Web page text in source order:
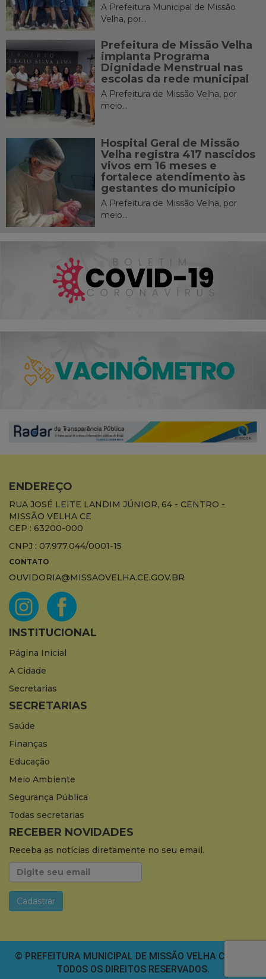
A Prefeitura Municipal de Missão
Velha, por...
Prefeitura de Missão Velha
implanta Programa
Dignidade Menstrual nas
escolas da rede municipal
A Prefeitura de Missão Velha, por
meio...
Hospital Geral de Missão
Velha registra 417 nascidos
vivos em 16 meses e
fortalece atendimento às
gestantes do município
A Prefeitura de Missão Velha, por
meio...
ENDEREÇO
RUA JOSÉ LEITE LANDIM JÚNIOR, 64 - CENTRO -
MISSÃO VELHA CE
CEP : 63200-000
CNPJ : 07.977.044/0001-15
CONTATO
OUVIDORIA@MISSAOVELHA.CE.GOV.BR
INSTITUCIONAL
Página Inicial
A Cidade
Secretarias
SECRETARIAS
Saúde
Finanças
Educação
Meio Ambiente
Segurança Pública
Todas secretarias
RECEBER NOVIDADES
Receba as notícias diretamente no seu email.
© PREFEITURA MUNICIPAL DE MISSÃO VELHA CEARÁ.
TODOS OS DIREITOS RESERVADOS.